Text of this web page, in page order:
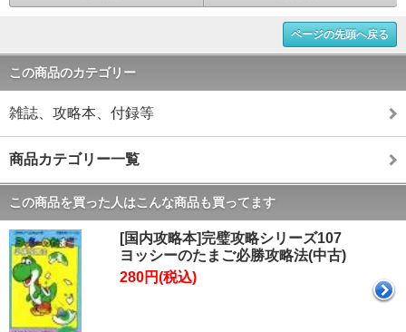
ページの先頭へ戻る
この商品のカテゴリー
雑誌、攻略本、付録等
商品カテゴリー一覧
この商品を買った人はこんな商品も買ってます
[国内攻略本]完璧攻略シリーズ107
ヨッシーのたまご必勝攻略法(中古)
280円(税込)